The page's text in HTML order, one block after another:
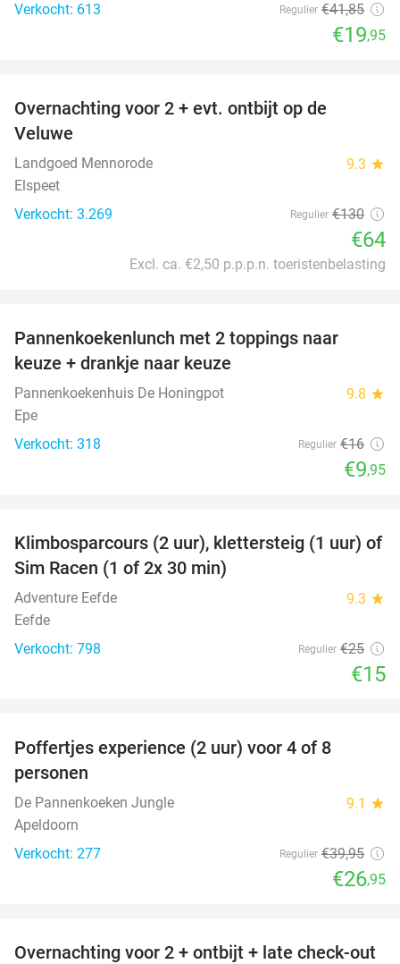
Verkocht: 613 Regulier €41,85
€19,95
Overnachting voor 2 + evt. ontbijt op de
Veluwe
Landgoed Mennorode 9.3 star
Elspeet
Verkocht: 3.269
Regulier €130
€64
Excl. ca. €2,50 p.p.p.n. toeristenbelasting
Pannenkoekenlunch met 2 toppings naar
keuze + drankje naar keuze
Pannenkoekenhuis De Honingpot 9.8 star
Epe
Verkocht: 318
Regulier €16
€9,95
40%
Klimbosparcours (2 uur), klettersteig (1 uur) of
Sim Racen (1 of 2x 30 min)
Adventure Eefde 9.3 star
Eefde
Verkocht: 798
Regulier €25
€15
Poffertjes experience (2 uur) voor 4 of 8
personen
De Pannenkoeken Jungle 9.1 star
Apeldoorn
Verkocht: 277
Regulier €39,95
€26,95
Overnachting voor 2 + ontbijt + late check-out